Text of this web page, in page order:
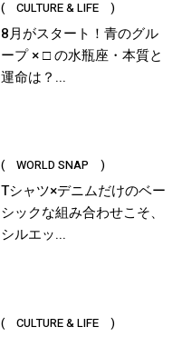
( CULTURE & LIFE )
8月がスタート！青のグル
ープ × □ の水瓶座・本質と
運命は？...
( WORLD SNAP )
Tシャツ×デニムだけのベー
シックな組み合わせこそ、
シルエッ...
( CULTURE & LIFE )